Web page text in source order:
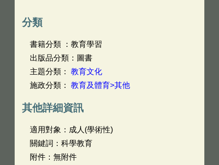
分類
書籍分類 ：教育學習
出版品分類：圖書
主題分類： 教育文化
施政分類： 教育及體育>其他
其他詳細資訊
適用對象：成人(學術性)
關鍵詞：科學教育
附件：無附件